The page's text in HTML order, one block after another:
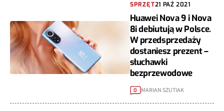
SPRZĘT21 PAŹ 2021
Huawei Nova 9 i Nova
8i debiutują w Polsce.
W przedsprzedaży
dostaniesz prezent –
słuchawki
bezprzewodowe
0 MARIAN SZUTIAK